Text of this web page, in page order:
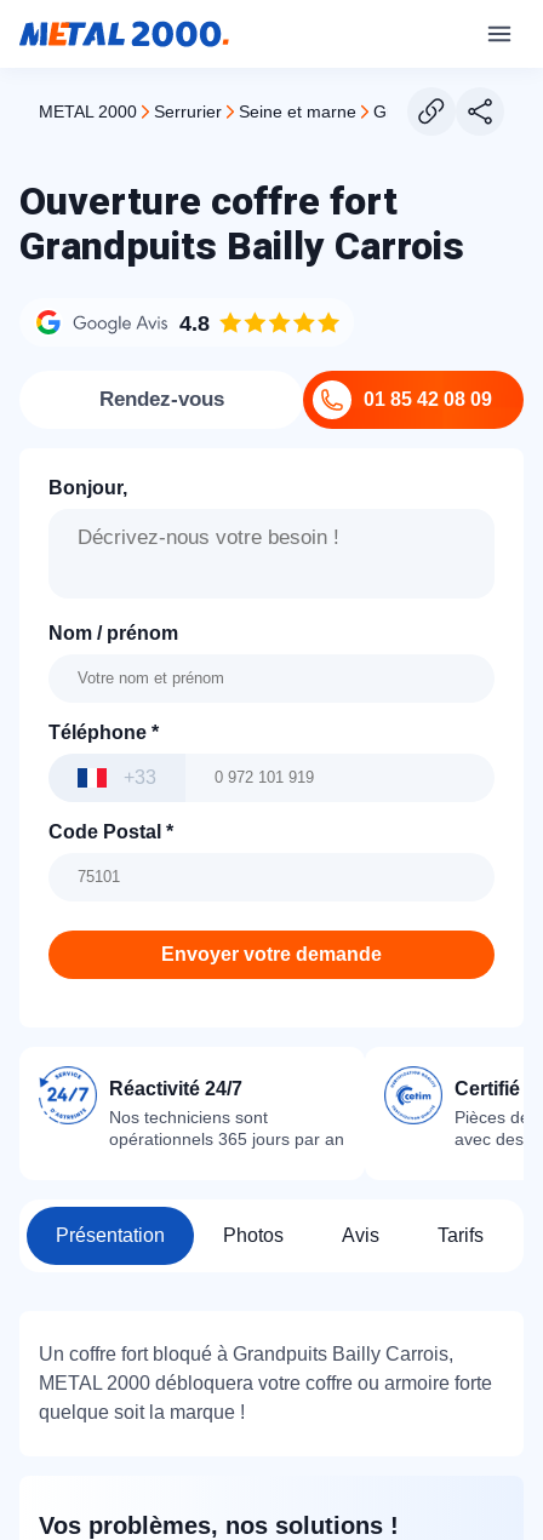
METAL 2000 serrurier seine et marne grandpuits bailly
Ouverture coffre fort
Grandpuits Bailly Carrois
4.8
01 85 42 08 09
Rendez-vous
Bonjour,
Nom / prénom
Téléphone *
+33
Code Postal *
Envoyer votre demande
Réactivité 24/7
Nos techniciens sont
opérationnels 365 jours par an
Certifié
Pièces
avec des
Présentation Photos Avis Tarifs
Un coffre fort bloqué à Grandpuits Bailly Carrois,
METAL 2000 débloquera votre coffre ou armoire forte
quelque soit la marque !
Vos problèmes, nos solutions !